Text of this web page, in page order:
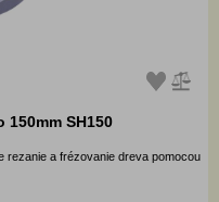
150mm SH150
rezanie a frézovanie dreva pomocou